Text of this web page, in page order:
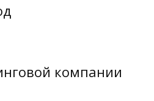
компании